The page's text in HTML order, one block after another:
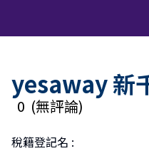
yesaway 新
0 (無評論)
稅籍登記名 :